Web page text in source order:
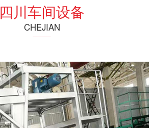
四川车间设备
CHEJIAN